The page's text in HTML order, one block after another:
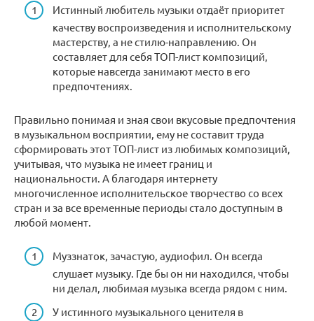
Истинный любитель музыки отдаёт приоритет
качеству воспроизведения и исполнительскому
мастерству, а не стилю-направлению. Он
составляет для себя ТОП-лист композиций,
которые навсегда занимают место в его
предпочтениях.
Правильно понимая и зная свои вкусовые предпочтения
в музыкальном восприятии, ему не составит труда
сформировать этот ТОП-лист из любимых композиций,
учитывая, что музыка не имеет границ и
национальности. А благодаря интернету
многочисленное исполнительское творчество со всех
стран и за все временные периоды стало доступным в
любой момент.
Муззнаток, зачастую, аудиофил. Он всегда
слушает музыку. Где бы он ни находился, чтобы
ни делал, любимая музыка всегда рядом с ним.
У истинного музыкального ценителя в